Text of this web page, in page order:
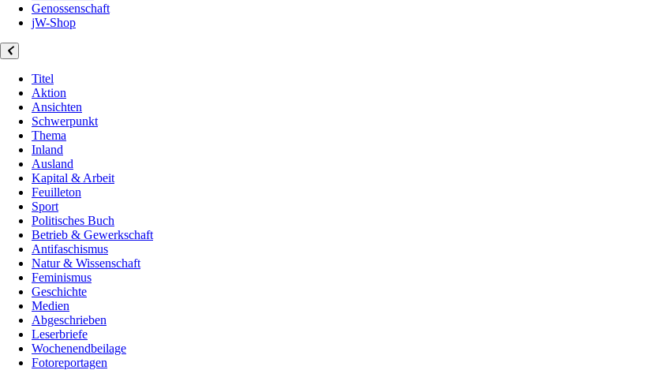
Genossenschaft
jW-Shop
Titel
Aktion
Ansichten
Schwerpunkt
Thema
Inland
Ausland
Kapital & Arbeit
Feuilleton
Sport
Politisches Buch
Betrieb & Gewerkschaft
Antifaschismus
Natur & Wissenschaft
Feminismus
Geschichte
Medien
Abgeschrieben
Leserbriefe
Wochenendbeilage
Fotoreportagen